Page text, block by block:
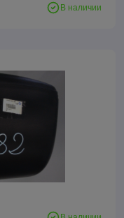
В наличии